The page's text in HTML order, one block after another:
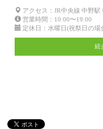
アクセス：JR中央線 中野駅
営業時間：10:00〜19:00
定休日：水曜日(祝祭日の
続